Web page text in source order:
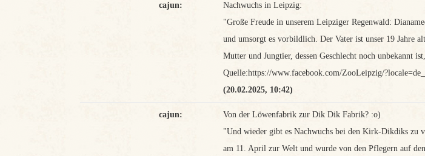
cajun:
Nachwuchs in Leipzig:
"Große Freude in unserem Leipziger Regenwald:
und umsorgt es vorbildlich. Der Vater ist unser 19 Jahre
Mutter und Jungtier, dessen Geschlecht noch unbekannt
Quelle:https://www.facebook.com/ZooLeipzig/
(20.02.2025, 10:42)
cajun:
Von der Löwenfabrik zur Dik Dik Fabrik? :o)
"Und wieder gibt es Nachwuchs bei den Kirk-Dikdiks zu
am 11. April zur Welt und wurde von den Pflegern auf